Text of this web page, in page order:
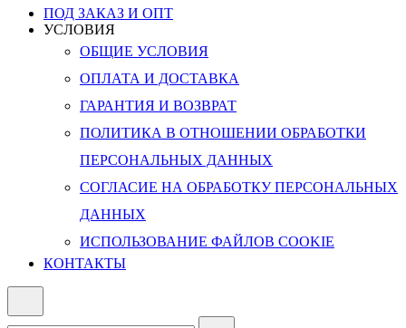
ПОД ЗАКАЗ И ОПТ
УСЛОВИЯ
ОБЩИЕ УСЛОВИЯ
ОПЛАТА И ДОСТАВКА
ГАРАНТИЯ И ВОЗВРАТ
ПОЛИТИКА В ОТНОШЕНИИ ОБРАБОТКИ
ПЕРСОНАЛЬНЫХ ДАННЫХ
СОГЛАСИЕ НА ОБРАБОТКУ ПЕРСОНАЛЬНЫХ
ДАННЫХ
ИСПОЛЬЗОВАНИЕ ФАЙЛОВ COOKIE
КОНТАКТЫ